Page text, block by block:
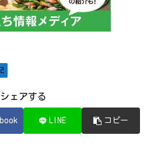
シェアする
LINE コピー